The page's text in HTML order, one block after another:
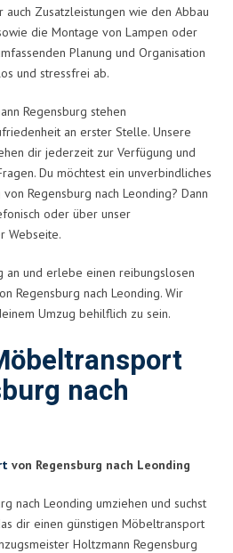
auch Zusatzleistungen wie den Abbau
die Montage von Lampen oder
Planung und Organisation
und stressfrei ab.
Regensburg stehen
an erster Stelle. Unsere
dir jederzeit zur Verfügung und
Du möchtest ein unverbindliches
Regensburg nach Leonding? Dann
oder über unser
Webseite.
an und erlebe einen reibungslosen
Regensburg nach Leonding. Wir
Umzug behilflich zu sein.
nach
von Regensburg nach Leonding
nach Leonding umziehen und suchst
dir einen günstigen Möbeltransport
Holtzmann Regensburg